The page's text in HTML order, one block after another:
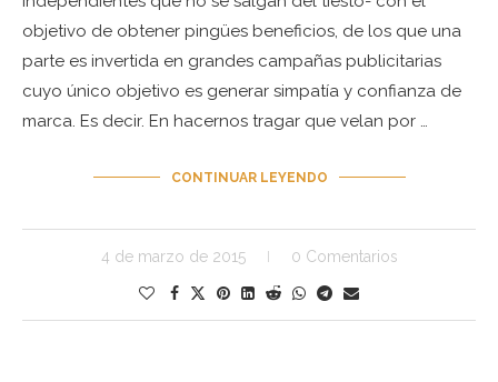
objetivo de obtener pingües beneficios, de los que una
parte es invertida en grandes campañas publicitarias
cuyo único objetivo es generar simpatía y confianza de
marca. Es decir. En hacernos tragar que velan por …
CONTINUAR LEYENDO
4 de marzo de 2015 0 Comentarios